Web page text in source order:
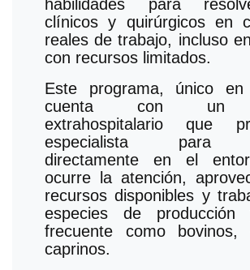
habilidades para
clínicos y quirúrgicos en
reales de trabajo, incluso
con recursos limitados.
Este programa, único en
cuenta con un
extrahospitalario que
especialista para
directamente en el
ocurre la atención,
recursos disponibles y
especies de producción
frecuente como bovinos,
caprinos.